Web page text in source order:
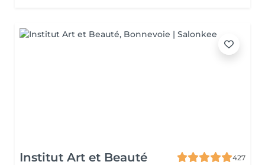
Institut Art et Beauté
427